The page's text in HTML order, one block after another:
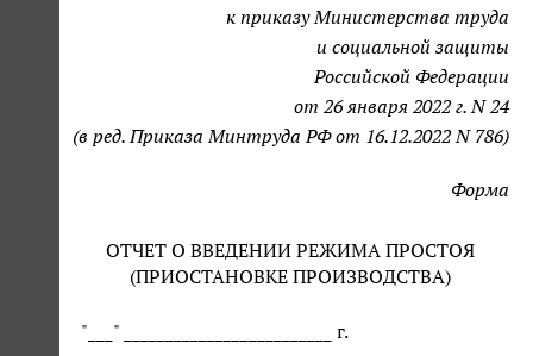
к приказу Министерства труда
и социальной защиты
Российской Федерации
от 26 января 2022 г. N 24
(в ред. Приказа Минтруда РФ от 16.12.2022 N 786)
Форма
ОТЧЕТ О ВВЕДЕНИИ РЕЖИМА ПРОСТОЯ
(ПРИОСТАНОВКЕ ПРОИЗВОДСТВА)
"___" _________________________ г.